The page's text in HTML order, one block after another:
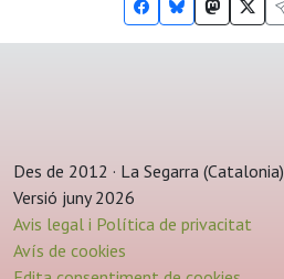
Des de 2012 · La Segarra (Catalonia)
Versió juny 2026
Avis legal i Política de privacitat
Avís de cookies